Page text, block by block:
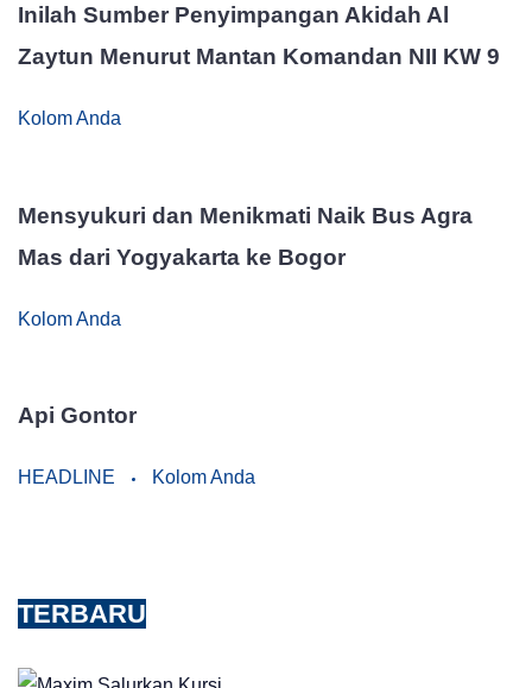
Inilah Sumber Penyimpangan Akidah Al
Zaytun Menurut Mantan Komandan NII KW 9
Kolom Anda
Mensyukuri dan Menikmati Naik Bus Agra
Mas dari Yogyakarta ke Bogor
Kolom Anda
Api Gontor
HEADLINE Kolom Anda
TERBARU